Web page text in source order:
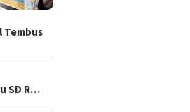
Tembus
SD R…